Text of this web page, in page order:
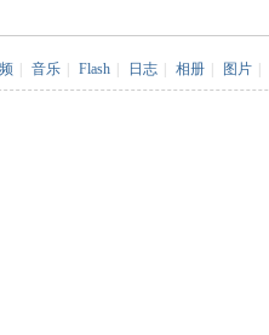
音乐 Flash 日志 相册 图片